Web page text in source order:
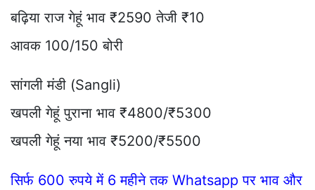
बढ़िया राज गेहूं भाव ₹2590 तेजी ₹10
आवक 100/150 बोरी
सांगली मंडी (Sangli)
खपली गेहूं पुराना भाव ₹4800/₹5300
खपली गेहूं नया भाव ₹5200/₹5500
सिर्फ 600 रुपये में 6 महीने तक Whatsapp पर भाव और